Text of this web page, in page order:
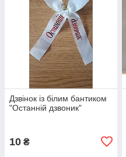
Дзвінок із білим бантиком
"Останній дзвоник"
10 ₴